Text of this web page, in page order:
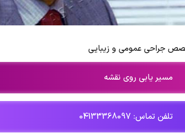
جراحی عمومی و زیبایی
مسیر یابی روی نقشه
تلفن تماس: 04133368097